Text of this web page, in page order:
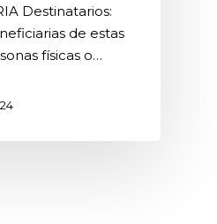
Destinatarios:
de estas
físicas o…